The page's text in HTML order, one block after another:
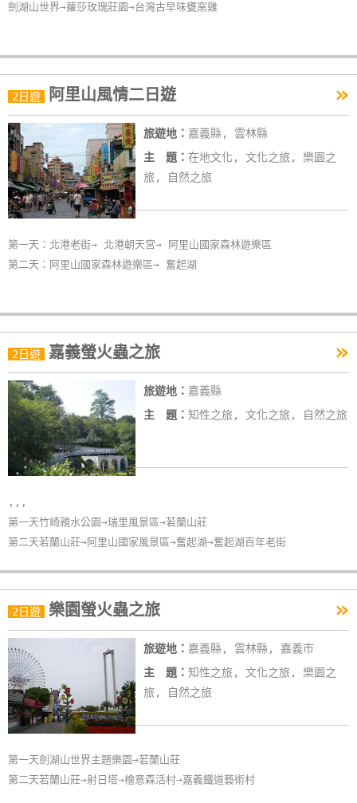
劍湖山世界→蘿莎玫瑰莊園→台灣古早味甕窯雞
2日遊 阿里山風情二日遊 »
旅遊地： 嘉義縣, 雲林縣
主 題： 在地文化, 文化之旅, 樂園之
旅, 自然之旅
第一天：北港老街→ 北港朝天宮→ 阿里山國家森林遊樂區
第二天：阿里山國家森林遊樂區→ 奮起湖
2日遊 嘉義螢火蟲之旅 »
旅遊地： 嘉義縣
主 題： 知性之旅, 文化之旅, 自然之旅
,,,
第一天竹崎親水公園→瑞里風景區→若蘭山莊
第二天若蘭山莊→阿里山國家風景區→奮起湖→奮起湖百年老街
2日遊 樂園螢火蟲之旅 »
旅遊地： 嘉義縣, 雲林縣, 嘉義市
主 題： 知性之旅, 文化之旅, 樂園之
旅, 自然之旅
第一天劍湖山世界主題樂園→若蘭山莊
第二天若蘭山莊→射日塔→檜意森活村→嘉義鐵道藝術村